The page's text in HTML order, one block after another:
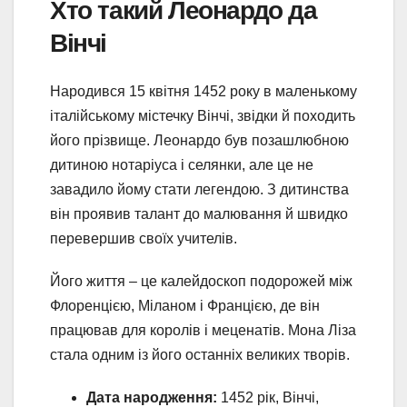
Хто такий Леонардо да
Вінчі
Народився 15 квітня 1452 року в маленькому
італійському містечку Вінчі, звідки й походить
його прізвище. Леонардо був позашлюбною
дитиною нотаріуса і селянки, але це не
завадило йому стати легендою. З дитинства
він проявив талант до малювання й швидко
перевершив своїх учителів.
Його життя – це калейдоскоп подорожей між
Флоренцією, Міланом і Францією, де він
працював для королів і меценатів. Мона Ліза
стала одним із його останніх великих творів.
Дата народження: 1452 рік, Вінчі,